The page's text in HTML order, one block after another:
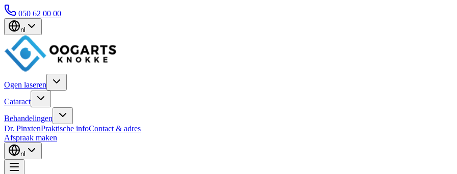
050 62 00 00
nl
Ogen laseren
Cataract
Behandelingen
Dr. PinxtenPraktische infoContact & adres
Afspraak maken
nl